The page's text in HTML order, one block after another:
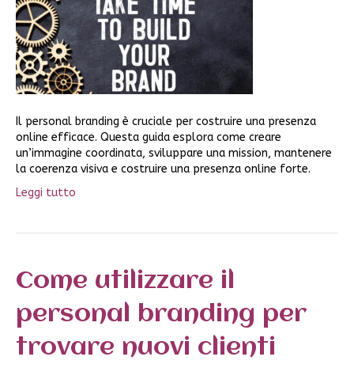
Il personal branding è cruciale per costruire una presenza
online efficace. Questa guida esplora come creare
un’immagine coordinata, sviluppare una mission, mantenere
la coerenza visiva e costruire una presenza online forte.
Leggi tutto
Come utilizzare il
personal branding per
trovare nuovi clienti